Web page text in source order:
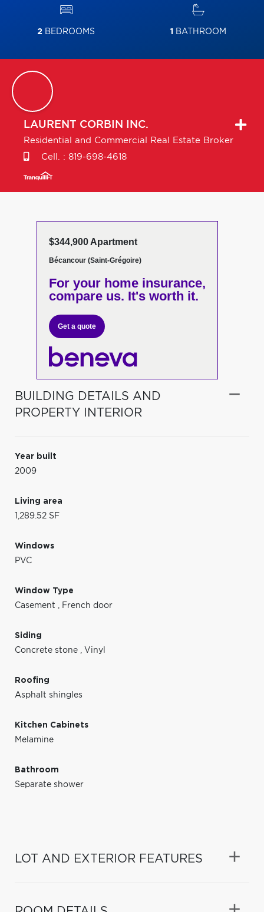
2 BEDROOMS 1 BATHROOM
LAURENT CORBIN INC.
Residential and Commercial Real Estate Broker
Cell. : 819-698-4618
$344,900 Apartment
Bécancour (Saint-Grégoire)
For your home insurance,
compare us. It's worth it.
Get a quote
BUILDING DETAILS AND
PROPERTY INTERIOR
Year built
2009
Living area
1,289.52 SF
Windows
PVC
Window Type
Casement , French door
Siding
Concrete stone , Vinyl
Roofing
Asphalt shingles
Kitchen Cabinets
Melamine
Bathroom
Separate shower
LOT AND EXTERIOR FEATURES